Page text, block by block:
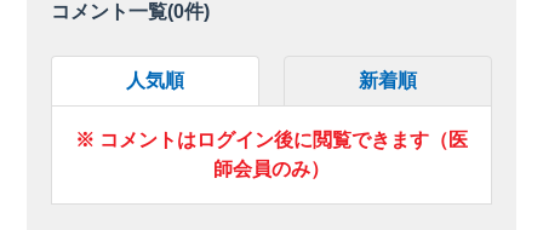
コメント一覧(0件)
人気順 新着順
※ コメントはログイン後に閲覧できます（医
師会員のみ）